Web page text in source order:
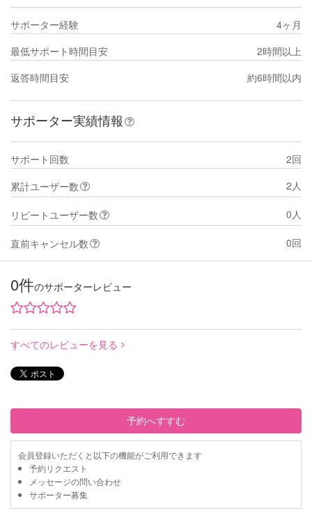
サポーター経験
4ヶ月
最低サポート時間目安
2時間以上
返答時間目安
約6時間以内
サポーター実績情報
サポート回数
2回
累計ユーザー数
2人
リピートユーザー数 0人
直前キャンセル数 0回
0件のサポーターレビュー
すべてのレビューを見る
予約へすすむ
会員登録いただくと以下の機能がご利用できます
予約リクエスト
メッセージの問い合わせ
サポーター募集